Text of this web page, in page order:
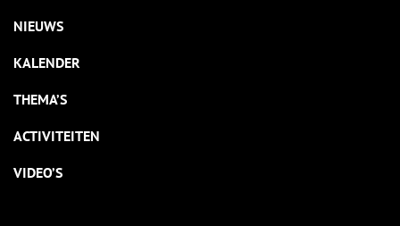
NIEUWS
KALENDER
THEMA’S
ACTIVITEITEN
VIDEO’S